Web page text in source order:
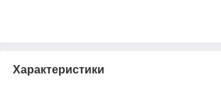
Характеристики